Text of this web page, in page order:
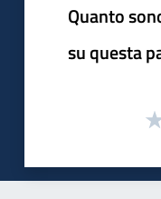
Quanto
su questa